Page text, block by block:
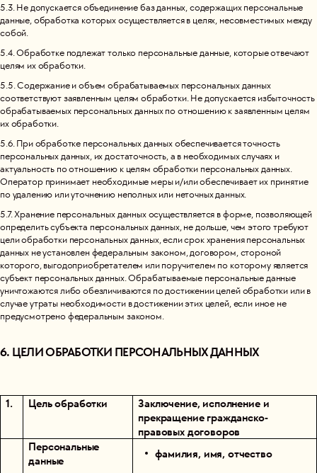
5.3. Не допускается объединение баз данных, содержащих персональные
данные, обработка которых осуществляется в целях, несовместимых между
собой.
5.4. Обработке подлежат только персональные данные, которые отвечают
целям их обработки.
5.5. Содержание и объем обрабатываемых персональных данных
соответствуют заявленным целям обработки. Не допускается избыточность
обрабатываемых персональных данных по отношению к заявленным целям
их обработки.
5.6. При обработке персональных данных обеспечивается точность
персональных данных, их достаточность, а в необходимых случаях и
актуальность по отношению к целям обработки персональных данных.
Оператор принимает необходимые меры и/или обеспечивает их принятие
по удалению или уточнению неполных или неточных данных.
5.7. Хранение персональных данных осуществляется в форме, позволяющей
определить субъекта персональных данных, не дольше, чем этого требуют
цели обработки персональных данных, если срок хранения персональных
данных не установлен федеральным законом, договором, стороной
которого, выгодоприобретателем или поручителем по которому является
субъект персональных данных. Обрабатываемые персональные данные
уничтожаются либо обезличиваются по достижении целей обработки или в
случае утраты необходимости в достижении этих целей, если иное не
предусмотрено федеральным законом.
6. ЦЕЛИ ОБРАБОТКИ ПЕРСОНАЛЬНЫХ ДАННЫХ
1. Цель обработки
Заключение, исполнение и
прекращение гражданско-
правовых договоров
Персональные
данные
фамилия, имя, отчество